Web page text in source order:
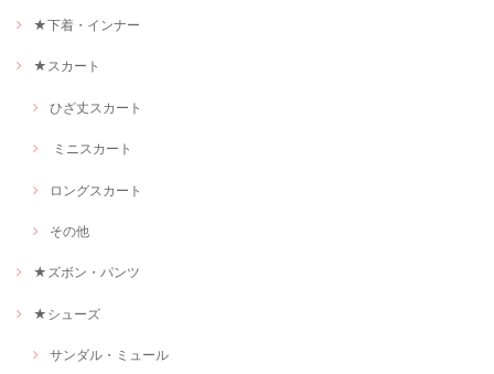
★下着・インナー
★スカート
ひざ丈スカート
ミニスカート
ロングスカート
その他
★ズボン・パンツ
★シューズ
サンダル・ミュール